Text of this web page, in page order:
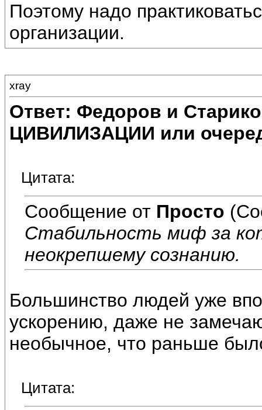
Поэтому надо
организации.
xray
Ответ: Федоров и
ЦИВИЛИЗАЦИИ или
Цитата:
Сообщение от Просто
Стабильность миф за
неокрепшему сознанию.
Большинство людей уже
ускорению, даже не
необычное, что раньше
Цитата: